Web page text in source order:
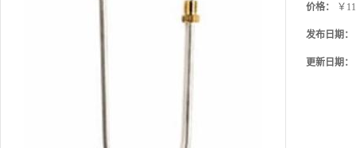
价格： ￥
发布日期：
更新日期：